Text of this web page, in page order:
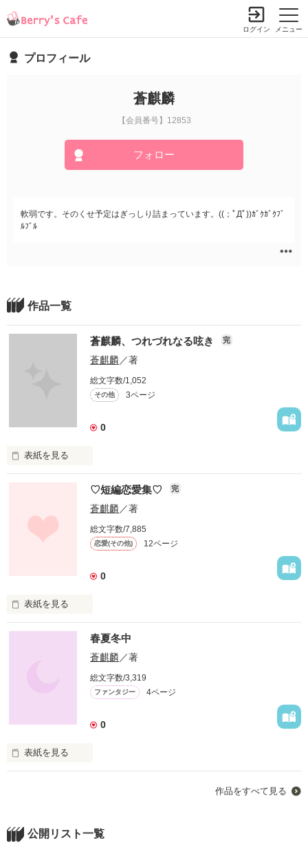
メニュー
ログイン
プロフィール
蒼麒麟
【会員番号】12853
フォロー
軟弱です。そのくせ予定はぎっしり詰まっています。((；ﾟДﾟ))ｶﾞｸｶﾞｸﾌﾞ
ﾙﾌﾞﾙ
作品一覧
蒼麒麟、つれづれなる呟き 完
蒼麒麟／著
総文字数/1,052
その他 3ページ
0
表紙を見る
毎日・・・こんなんでもいいのかな～？
忙しいけど・・・
充実してないんだろうね・・・多分
意味不明な日々。
♡短編恋愛集♡ 完
蒼麒麟／著
総文字数/7,885
恋愛(その他) 12ページ
0
表紙を見る
『恋愛』ってなに？
いろんなカタチがあって
いいんぢゃない？
作品にしてみました。
春夏冬中
蒼麒麟／著
総文字数/3,319
ファンタジー 4ページ
0
表紙を見る
作品をすべて見る
公開リスト一覧